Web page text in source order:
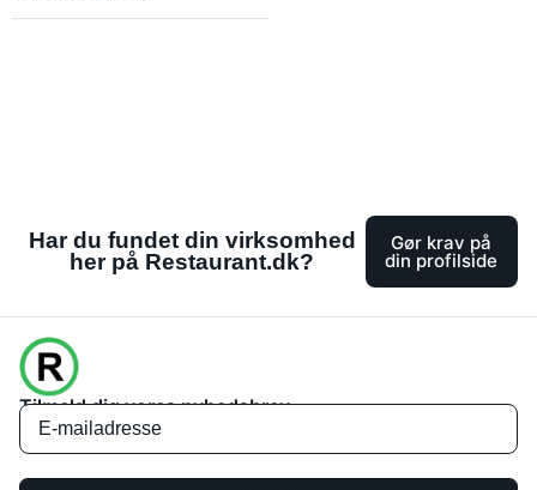
Har du fundet din virksomhed
her på Restaurant.dk?
Gør krav på
din profilside
Tilmeld dig vores nyhedsbrev